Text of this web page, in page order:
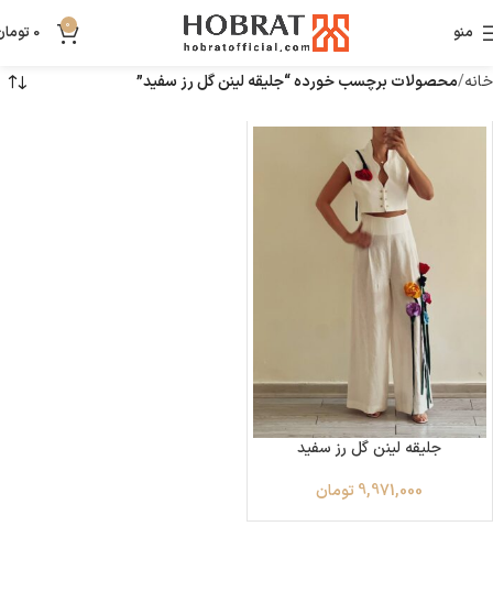
منو 0
0
خانه محصولات برچسب خورده “جلیقه لینن گل رز سفید”
جلیقه لینن گل رز سفید
9,971,000 تومان